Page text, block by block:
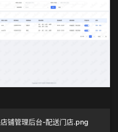
铺管理后台-配送门店.png